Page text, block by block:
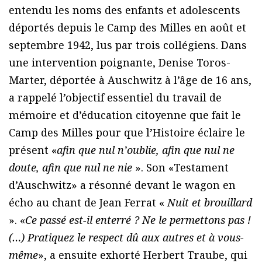
entendu les noms des enfants et adolescents
déportés depuis le Camp des Milles en août et
septembre 1942, lus par trois collégiens. Dans
une intervention poignante, Denise Toros-
Marter, déportée à Auschwitz à l’âge de 16 ans,
a rappelé l’objectif essentiel du travail de
mémoire et d’éducation citoyenne que fait le
Camp des Milles pour que l’Histoire éclaire le
présent «afin que nul n’oublie, afin que nul ne
doute, afin que nul ne nie ». Son «Testament
d’Auschwitz» a résonné devant le wagon en
écho au chant de Jean Ferrat « Nuit et brouillard
». «Ce passé est-il enterré ? Ne le permettons pas !
(…) Pratiquez le respect dû aux autres et à vous-
même», a ensuite exhorté Herbert Traube, qui